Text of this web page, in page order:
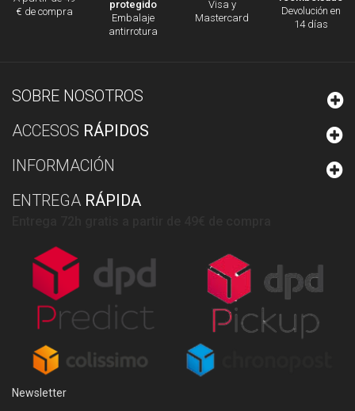
€ de compra
protegido
Embalaje
antirrotura
Visa y
Mastercard
Devolución en
14 días
SOBRE NOSOTROS
ACCESOS RÁPIDOS
INFORMACIÓN
ENTREGA RÁPIDA
Newsletter